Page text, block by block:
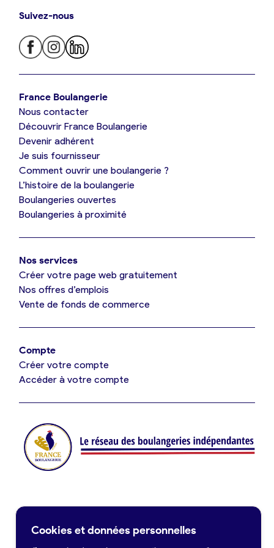
Je trouve ma boulangerie
Je suis boulanger
Je découvre France Boulangerie
Mes tarifs
Je référence ma boulangerie (gratuit)
Offres d’emploi
Je suis fournisseur
Je crée mon compte
Suivez-nous
France Boulangerie
Nous contacter
Découvrir France Boulangerie
Devenir adhérent
Je suis fournisseur
Comment ouvrir une boulangerie ?
L’histoire de la boulangerie
Boulangeries ouvertes
Boulangeries à proximité
Nos services
Créer votre page web gratuitement
Nos offres d’emplois
Vente de fonds de commerce
Compte
Créer votre compte
Accéder à votre compte
Cookies et données personnelles